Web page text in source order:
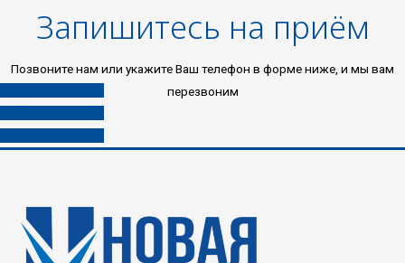
Запишитесь на приём
Позвоните нам или укажите Ваш телефон в форме ниже, и мы вам
перезвоним